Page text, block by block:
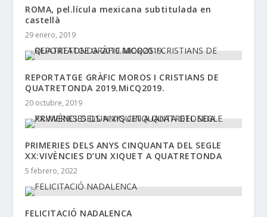
ROMA, pel.lícula mexicana subtitulada en
castellà
29 enero, 2019
REPORTATGE GRÀFIC MOROS I CRISTIANS DE
QUATRETONDA 2019.MiCQ2019.
20 octubre, 2019
PRIMERIES DELS ANYS CINQUANTA DEL SEGLE
XX:VIVÈNCIES D’UN XIQUET A QUATRETONDA
5 febrero, 2022
FELICITACIÓ NADALENCA